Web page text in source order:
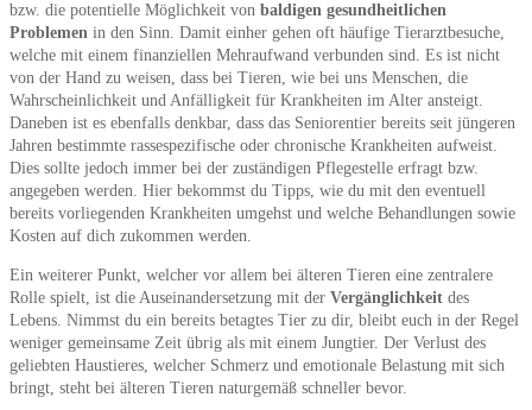
bzw. die potentielle Möglichkeit von baldigen gesundheitlichen
Problemen in den Sinn. Damit einher gehen oft häufige Tierarztbesuche,
welche mit einem finanziellen Mehraufwand verbunden sind. Es ist nicht
von der Hand zu weisen, dass bei Tieren, wie bei uns Menschen, die
Wahrscheinlichkeit und Anfälligkeit für Krankheiten im Alter ansteigt.
Daneben ist es ebenfalls denkbar, dass das Seniorentier bereits seit jüngeren
Jahren bestimmte rassespezifische oder chronische Krankheiten aufweist.
Dies sollte jedoch immer bei der zuständigen Pflegestelle erfragt bzw.
angegeben werden. Hier bekommst du Tipps, wie du mit den eventuell
bereits vorliegenden Krankheiten umgehst und welche Behandlungen sowie
Kosten auf dich zukommen werden.
Ein weiterer Punkt, welcher vor allem bei älteren Tieren eine zentralere
Rolle spielt, ist die Auseinandersetzung mit der Vergänglichkeit des
Lebens. Nimmst du ein bereits betagtes Tier zu dir, bleibt euch in der Regel
weniger gemeinsame Zeit übrig als mit einem Jungtier. Der Verlust des
geliebten Haustieres, welcher Schmerz und emotionale Belastung mit sich
bringt, steht bei älteren Tieren naturgemäß schneller bevor.